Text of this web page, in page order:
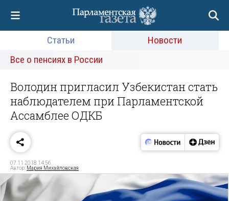
Статьи
Новости
Все о пенсиях в России
Володин пригласил Узбекистан стать
наблюдателем при Парламентской
Ассамблее ОДКБ
07.11.2018 14:56
Автор: Мария Михайловская